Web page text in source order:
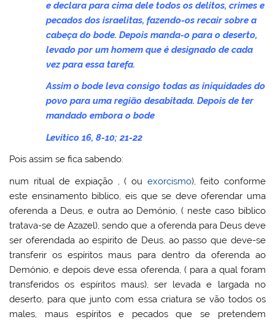
e declara para cima dele todos os delitos, crimes e
pecados dos israelitas, fazendo-os recair sobre a
cabeça do bode. Depois manda-o para o deserto,
levado por um homem que é designado de cada
vez para essa tarefa.
Assim o bode leva consigo todas as iniquidades do
povo para uma região desabitada. Depois de ter
mandado embora o bode
Levítico 16, 8-10; 21-22
Pois assim se fica sabendo:
num ritual de expiação , ( ou exorcismo), feito conforme
este ensinamento bíblico, eis que se deve oferendar uma
oferenda a Deus, e outra ao Demónio, ( neste caso bíblico
tratava-se de Azazel), sendo que a oferenda para Deus deve
ser oferendada ao espirito de Deus, ao passo que deve-se
transferir os espíritos maus para dentro da oferenda ao
Demónio, e depois deve essa oferenda, ( para a qual foram
transferidos os espíritos maus), ser levada e largada no
deserto, para que junto com essa criatura se vão todos os
males, maus espíritos e pecados que se pretendem